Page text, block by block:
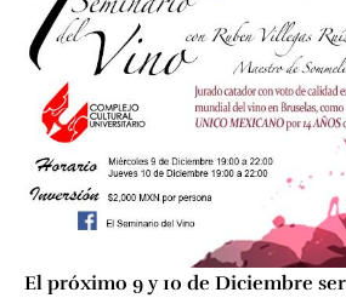
El próximo 9 y 10 de Diciembre